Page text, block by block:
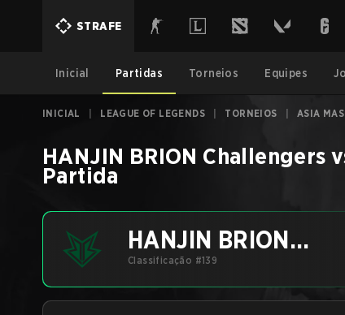
STRAFE
Inicial Partidas Torneios Equipes
INICIAL LEAGUE OF LEGENDS TORNEIOS ASIA
HANJIN BRION Challengers
Partida
HANJIN BRION
Challengers
Classificação #139